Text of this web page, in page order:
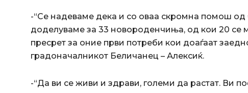
-“Се надеваме дека и со оваа скромна помош од
доделуваме за 33 новороденчиња, од кои 20 се
пресрет за оние први потреби кои доаѓаат
градоначалникот Беличанец – Алексиќ.
-“Да ви се живи и здрави, големи да растат. Ви